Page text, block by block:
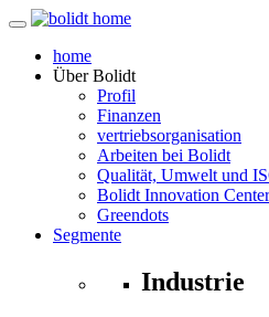
home
ÜberBolidt
Profil
Finanzen
vertriebsorganisation
Arbeiten bei Bolidt
Qualität, Umwelt und
Bolidt Innovation Center
Greendots
Segmente
Industrie